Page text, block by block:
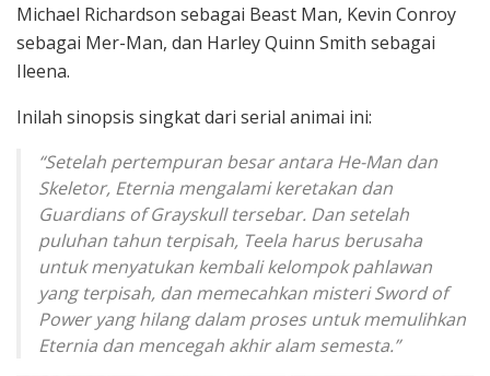
Michael Richardson sebagai Beast Man, Kevin Conroy
sebagai Mer-Man, dan Harley Quinn Smith sebagai
Ileena.
Inilah sinopsis singkat dari serial animai ini:
“Setelah pertempuran besar antara He-Man dan
Skeletor, Eternia mengalami keretakan dan
Guardians of Grayskull tersebar. Dan setelah
puluhan tahun terpisah, Teela harus berusaha
untuk menyatukan kembali kelompok pahlawan
yang terpisah, dan memecahkan misteri Sword of
Power yang hilang dalam proses untuk memulihkan
Eternia dan mencegah akhir alam semesta.”